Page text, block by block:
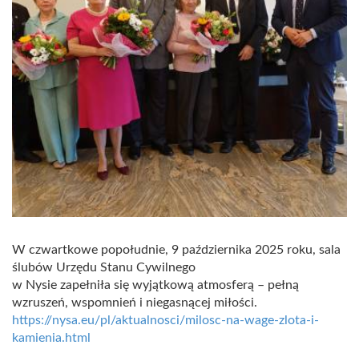
W czwartkowe popołudnie, 9 października 2025 roku, sala
ślubów Urzędu Stanu Cywilnego
w Nysie zapełniła się wyjątkową atmosferą – pełną
wzruszeń, wspomnień i niegasnącej miłości.
https://nysa.eu/pl/aktualnosci/milosc-na-wage-zlota-i-
kamienia.html